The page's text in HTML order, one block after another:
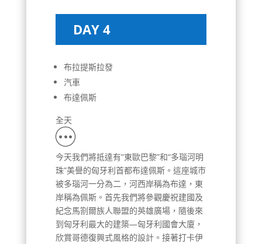
DAY 4
布拉提斯拉發
汽車
布達佩斯
全天
今天我們將抵達有“東歐巴黎”和“多瑙河明
珠”美譽的匈牙利首都布達佩斯。這座城市
被多瑙河一分為二，河西岸稱為布達，東
岸稱為佩斯。首先我們將參觀慶祝建國及
紀念馬劄爾族人聯盟的英雄廣場，隨後來
到匈牙利最大的建築—匈牙利國會大廈，
欣賞哥德復興式風格的設計。接著打卡伊